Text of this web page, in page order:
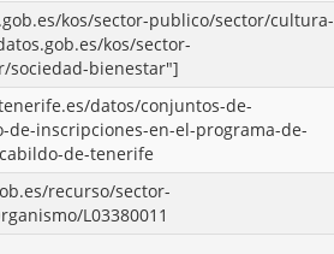
kos/sector-publico/sector/cultura-
kos/sector-
sociedad-bienestar"]
datos/conjuntos-de-
de-inscripciones-en-el-programa-de-
de-tenerife
recurso/sector-
L03380011